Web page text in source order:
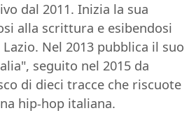
dal 2011. Inizia la sua
alla scrittura e esibendosi
Nel 2013 pubblica il suo
seguito nel 2015 da
di dieci tracce che riscuote
hip-hop italiana.